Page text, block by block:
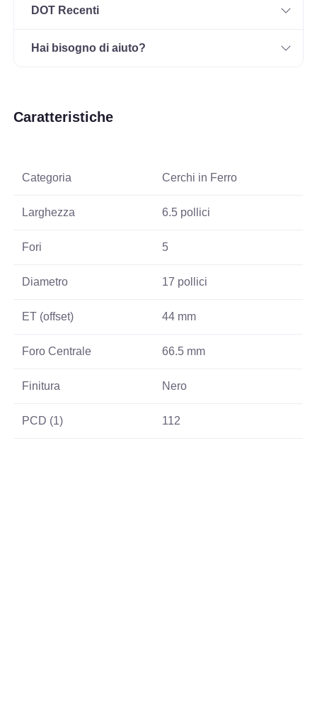
DOT Recenti
Hai bisogno di aiuto?
Caratteristiche
Categoria Cerchi in Ferro
Larghezza 6.5 pollici
Fori 5
Diametro 17 pollici
ET (offset) 44 mm
Foro Centrale 66.5 mm
Finitura Nero
PCD (1) 112